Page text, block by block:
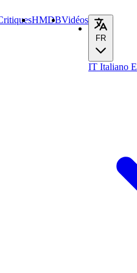
HMDBVidéos
FR
IT Italiano